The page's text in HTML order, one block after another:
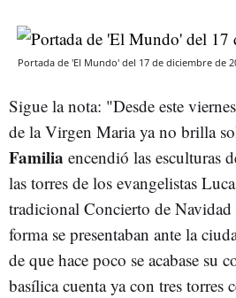
Portada de 'El Mundo' del 17 de diciembre de
Sigue la nota: "Desde este
de la Virgen Maria ya no brilla
Familia encendió las esculturas
las torres de los evangelistas
tradicional Concierto de Navidad
forma se presentaban ante la
de que hace poco se acabase su
basílica cuenta ya con tres torres